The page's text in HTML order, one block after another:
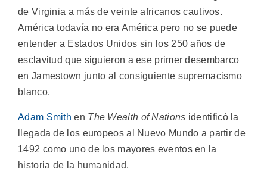
de Virginia a más de veinte africanos cautivos.
América todavía no era América pero no se puede
entender a Estados Unidos sin los 250 años de
esclavitud que siguieron a ese primer desembarco
en Jamestown junto al consiguiente supremacismo
blanco.
Adam Smith en The Wealth of Nations identificó la
llegada de los europeos al Nuevo Mundo a partir de
1492 como uno de los mayores eventos en la
historia de la humanidad.